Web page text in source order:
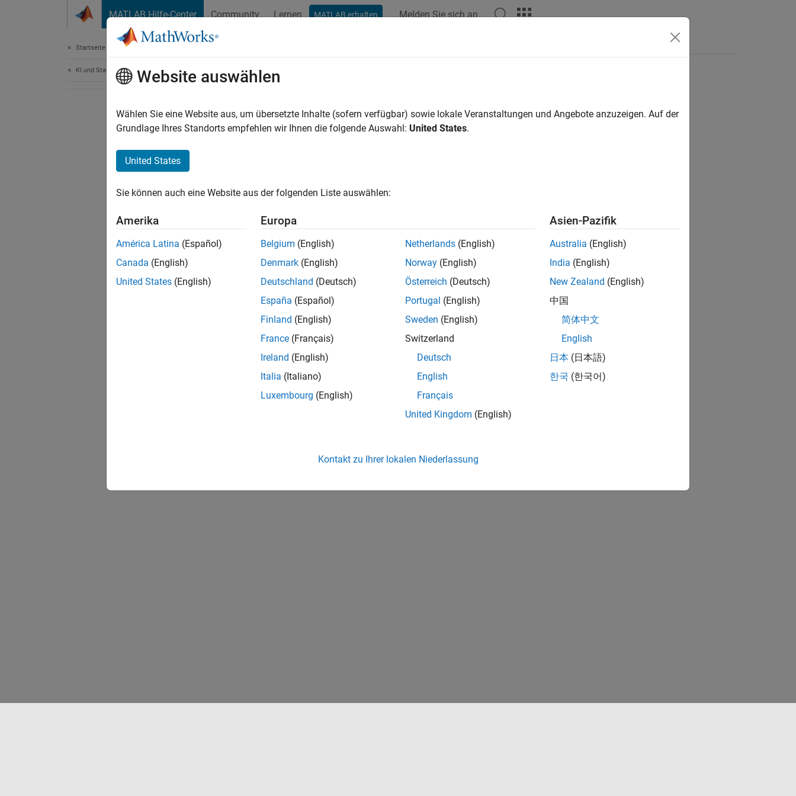
MATLAB Hilfe-Center Community Lernen MATLAB erhalten Melden Sie sich an
Startseite der Dokumentation
KI und Statistik
How useful was this information?
Website auswählen
Wählen Sie eine Website aus, um übersetzte Inhalte (sofern verfügbar) sowie lokale Veranstaltungen und Angebote anzuzeigen. Auf der
Grundlage Ihres Standorts empfehlen wir Ihnen die folgende Auswahl: United States.
United States
Sie können auch eine Website aus der folgenden Liste auswählen:
Amerika
América Latina (Español)
Canada (English)
United States (English)
Europa
Belgium (English)
Denmark (English)
Deutschland (Deutsch)
España (Español)
Finland (English)
France (Français)
Ireland (English)
Italia (Italiano)
Luxembourg (English)
Netherlands (English)
Norway (English)
Österreich (Deutsch)
Portugal (English)
Sweden (English)
Switzerland
Deutsch
English
Français
United Kingdom (English)
Asien-Pazifik
Australia (English)
India (English)
New Zealand (English)
中国
简体中文
English
日本 (日本語)
한국 (한국어)
Kontakt zu Ihrer lokalen Niederlassung